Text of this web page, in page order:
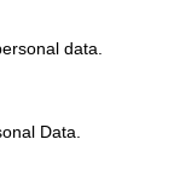
data.
Data.